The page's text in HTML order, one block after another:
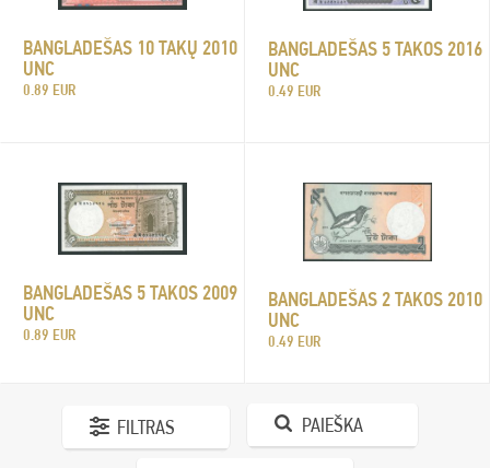
BANGLADEŠAS 10 TAKŲ 2010
UNC
0.89 EUR
BANGLADEŠAS 5 TAKOS 2016
UNC
0.49 EUR
BANGLADEŠAS 5 TAKOS 2009
UNC
0.89 EUR
BANGLADEŠAS 2 TAKOS 2010
UNC
0.49 EUR
FILTRAS PAIEŠKA